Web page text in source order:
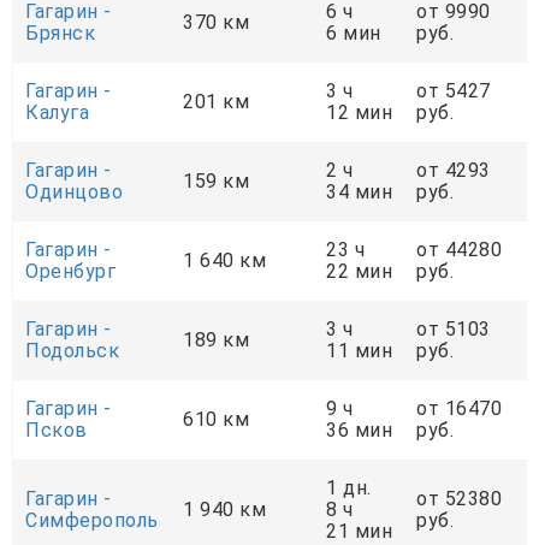
Гагарин -
Брянск
370 км
6 ч
6 мин
от 9990
руб.
Гагарин -
Калуга
201 км
3 ч
12 мин
от 5427
руб.
Гагарин -
Одинцово
159 км
2 ч
34 мин
от 4293
руб.
Гагарин -
Оренбург
1 640 км
23 ч
22 мин
от 44280
руб.
Гагарин -
Подольск
189 км
3 ч
11 мин
от 5103
руб.
Гагарин -
Псков
610 км
9 ч
36 мин
от 16470
руб.
Гагарин -
Симферополь
1 940 км
1 дн.
8 ч
21 мин
от 52380
руб.